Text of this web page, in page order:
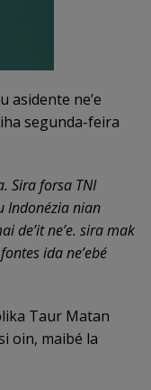
ne’e
segunda-feira
Sira forsa TNI
Indonézia nian
de’it ne’e. sira mak
ida ne’ebé
Taur Matan
oin, maibé la